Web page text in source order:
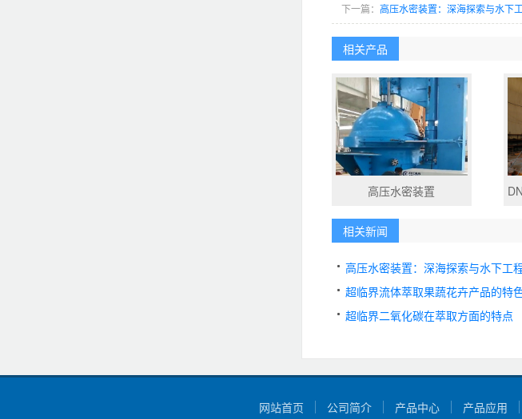
下一篇： 高压水密装置：深海探索与水下
相关产品
高压水密装置
相关新闻
高压水密装置：深海探索与水下工
超临界流体萃取果蔬花卉产品的特
超临界二氧化碳在萃取方面的特点
网站首页 公司简介 产品中心 产品应用